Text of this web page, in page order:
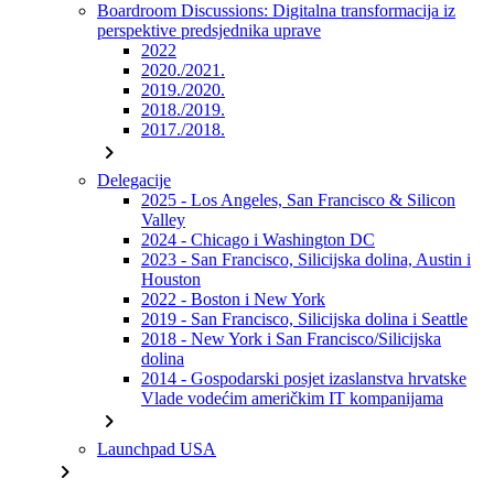
Boardroom Discussions: Digitalna transformacija iz
perspektive predsjednika uprave
2022
2020./2021.
2019./2020.
2018./2019.
2017./2018.
chevron_right
Delegacije
2025 - Los Angeles, San Francisco & Silicon
Valley
2024 - Chicago i Washington DC
2023 - San Francisco, Silicijska dolina, Austin i
Houston
2022 - Boston i New York
2019 - San Francisco, Silicijska dolina i Seattle
2018 - New York i San Francisco/Silicijska
dolina
2014 - Gospodarski posjet izaslanstva hrvatske
Vlade vodećim američkim IT kompanijama
chevron_right
Launchpad USA
chevron_right